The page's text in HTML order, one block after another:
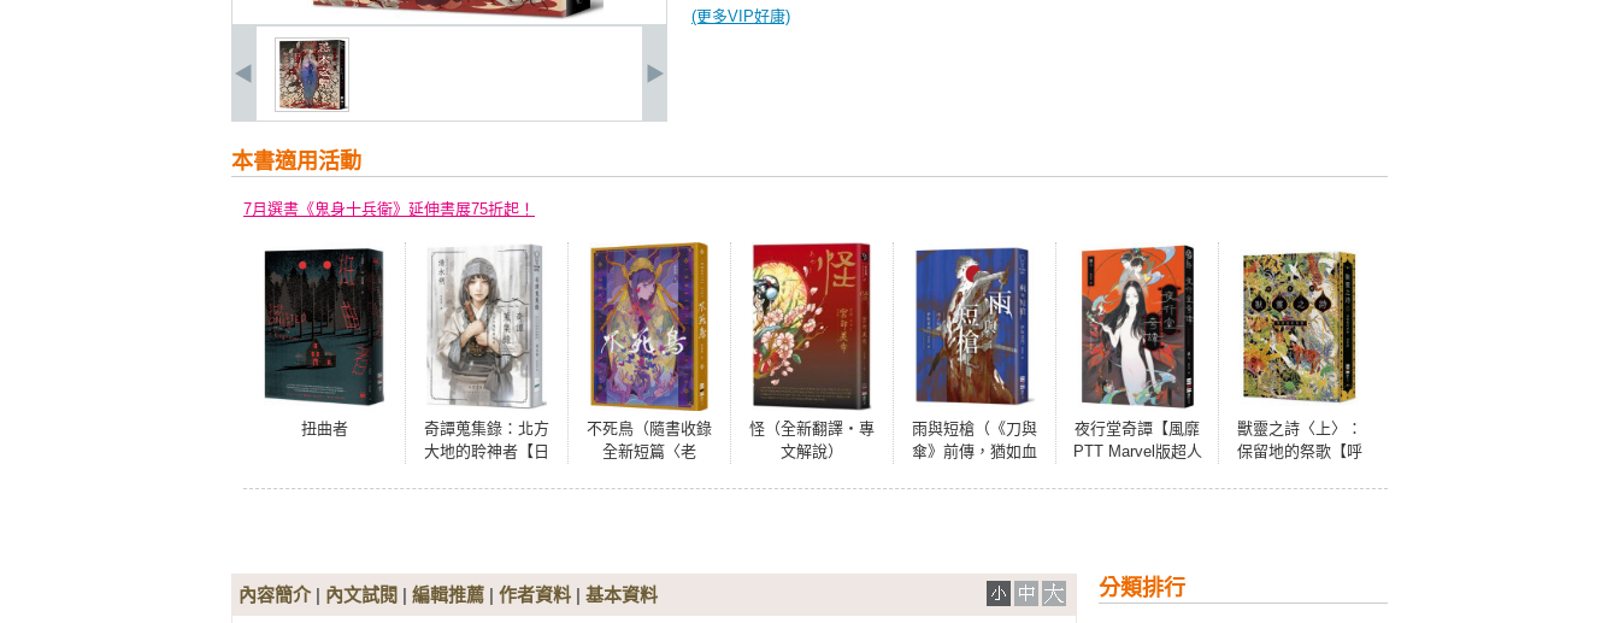
(更多VIP好康)
本書適用活動
7月選書《鬼身十兵衛》延伸書展75折起！
扭曲者
奇譚蒐集錄：北方
大地的聆神者【日
不死鳥（隨書收錄
全新短篇〈老
怪（全新翻譯‧專
文解說）
雨與短槍（《刀與
傘》前傳，猶如血
夜行堂奇譚【風靡
PTT Marvel版超人
獸靈之詩〈上〉：
保留地的祭歌【呼
分類排行
內容簡介| 內文試閱 | 編輯推薦 | 作者資料 | 基本資料